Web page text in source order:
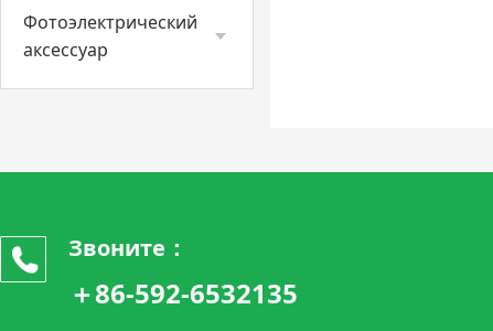
Фотоэлектрический
аксессуар
Звоните：
＋86-592-6532135